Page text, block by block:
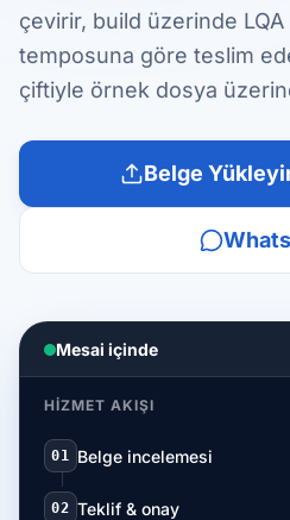
çevirir, build üzerinde
temposuna göre teslim
çiftiyle örnek dosya
Belge
Mesai içinde
HIZMET AKIŞI
01 Belge incelemesi
02 Teklif & onay